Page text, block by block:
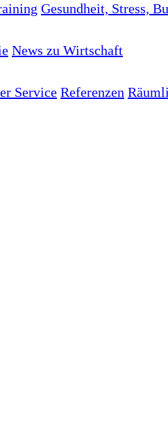
Gesundheit, Stress,
News zu Wirtschaft
Service Referenzen